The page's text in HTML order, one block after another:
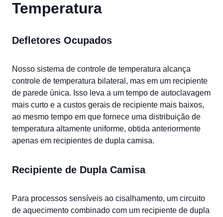
Temperatura
Defletores Ocupados
Nosso sistema de controle de temperatura alcança
controle de temperatura bilateral, mas em um recipiente
de parede única. Isso leva a um tempo de autoclavagem
mais curto e a custos gerais de recipiente mais baixos,
ao mesmo tempo em que fornece uma distribuição de
temperatura altamente uniforme, obtida anteriormente
apenas em recipientes de dupla camisa.
Recipiente de Dupla Camisa
Para processos sensíveis ao cisalhamento, um circuito
de aquecimento combinado com um recipiente de dupla